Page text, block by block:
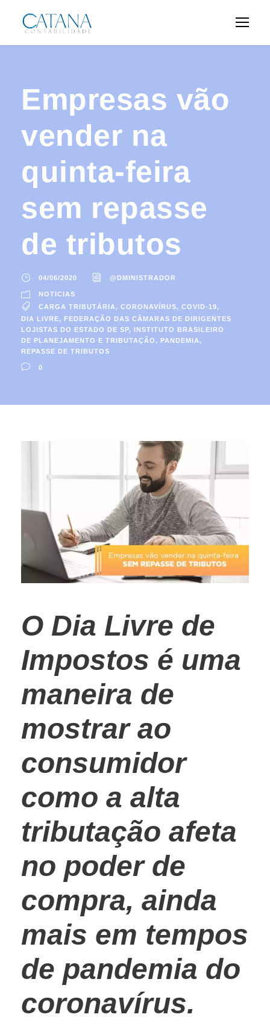
Empresas vão
vender na
quinta-feira
sem repasse
de tributos
04/06/2020 @DMINISTRADOR
NOTICIAS
CARGA TRIBUTÁRIA , CORONAVÍRUS, COVID-19,
DIA LIVRE, FEDERAÇÃO DAS CÂMARAS DE DIRIGENTES
LOJISTAS DO ESTADO DE SP, INSTITUTO BRASILEIRO
DE PLANEJAMENTO E TRIBUTAÇÃO , PANDEMIA ,
REPASSE DE TRIBUTOS
0
O Dia Livre de
Impostos é uma
maneira de
mostrar ao
consumidor
como a alta
tributação afeta
no poder de
compra, ainda
mais em tempos
de pandemia do
coronavírus.